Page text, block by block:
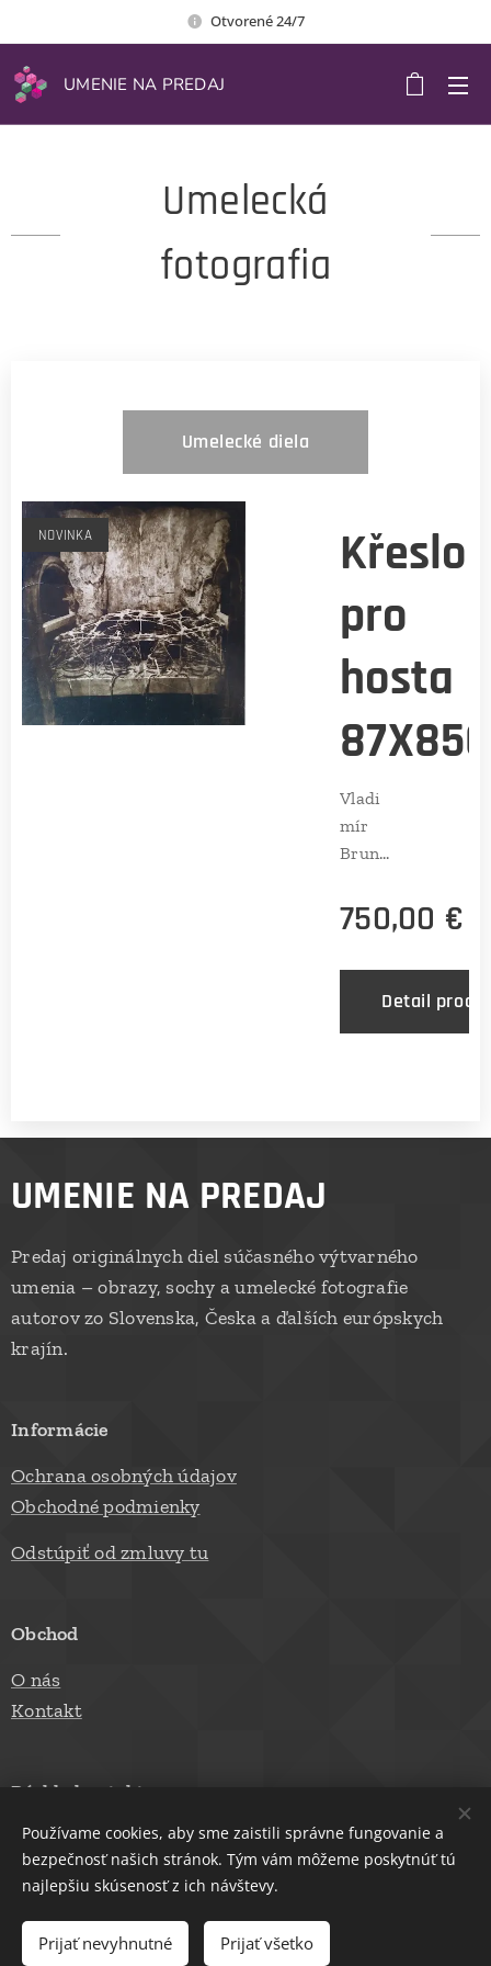
Otvorené 24/7
UMENIE NA PREDAJ
Umelecká
fotografia
Umelecké diela
NOVINKA
Křeslo
pro
hosta I
Vladi
mír
Brunt
Rozme
r:
750,00 €
Detail
UMENIE NA PREDAJ
Predaj originálnych diel súčasného výtvarného
umenia – obrazy, sochy a umelecké fotografie
autorov zo Slovenska, Česka a ďalších európskych
krajín.
Informácie
Ochrana osobných údajov
Obchodné podmienky
Odstúpiť od zmluvy tu
Obchod
O nás
Kontakt
Rýchly kontakt
Email: curated.arts@vip.sk
Telefónne číslo: +421 915 815 946
© 2026 AMYMON, s.r.o. Cookies
Používame cookies, aby sme zaistili správne fungovanie a
bezpečnosť našich stránok. Tým vám môžeme poskytnúť tú
najlepšiu skúsenosť z ich návštevy.
Prijať nevyhnutné Prijať všetko